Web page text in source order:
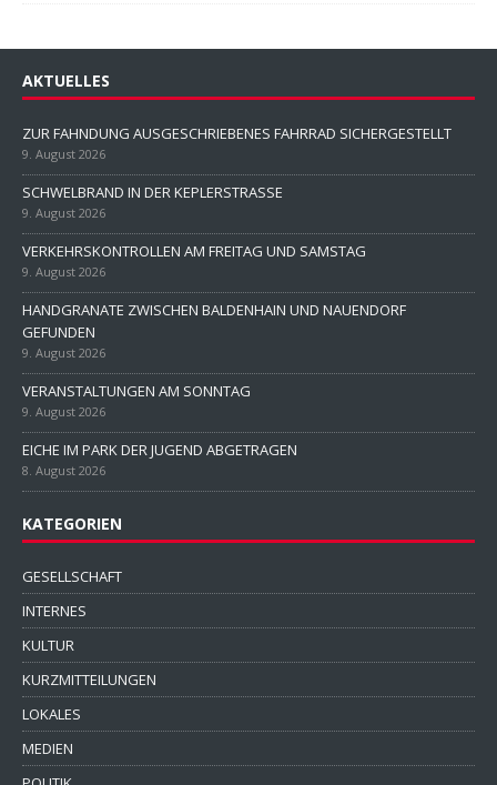
AKTUELLES
ZUR FAHNDUNG AUSGESCHRIEBENES FAHRRAD SICHERGESTELLT
9. August 2026
SCHWELBRAND IN DER KEPLERSTRASSE
9. August 2026
VERKEHRSKONTROLLEN AM FREITAG UND SAMSTAG
9. August 2026
HANDGRANATE ZWISCHEN BALDENHAIN UND NAUENDORF
GEFUNDEN
9. August 2026
VERANSTALTUNGEN AM SONNTAG
9. August 2026
EICHE IM PARK DER JUGEND ABGETRAGEN
8. August 2026
KATEGORIEN
GESELLSCHAFT
INTERNES
KULTUR
KURZMITTEILUNGEN
LOKALES
MEDIEN